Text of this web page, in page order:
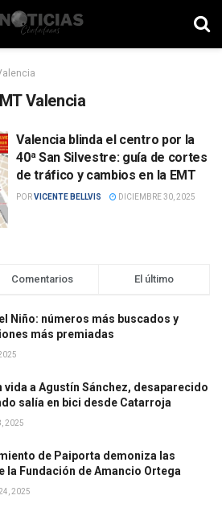
Valencia
Valencia blinda el centro por la
40ª San Silvestre: guía de cortes
de tráfico y cambios en la EMT
PORVICENTE BELLVIS DICIEMBRE 30, 2025
Comentarios El último
Niño: números más buscados y
más premiadas
vida a Agustín Sánchez, desaparecido
salía en bici desde Catarroja
2025
de Paiporta demoniza las
la Fundación de Amancio Ortega
2025